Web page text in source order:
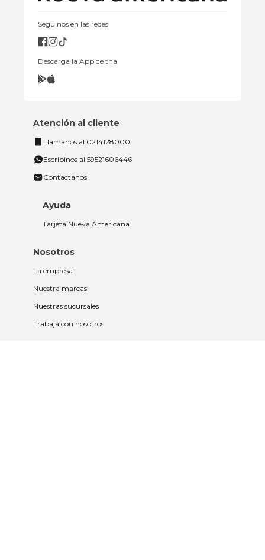
Seguinos en las redes
Descarga la App de tna
Atención al cliente
Llamanos al 0214128000
Escribinos al 59521606446
Contactanos
Ayuda
Tarjeta Nueva Americana
Nosotros
La empresa
Nuestra marcas
Nuestras sucursales
Trabajá con nosotros